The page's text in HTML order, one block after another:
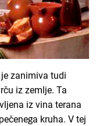
zanimiva tudi
iz zemlje. Ta
iz vina terana
kruha. V tej